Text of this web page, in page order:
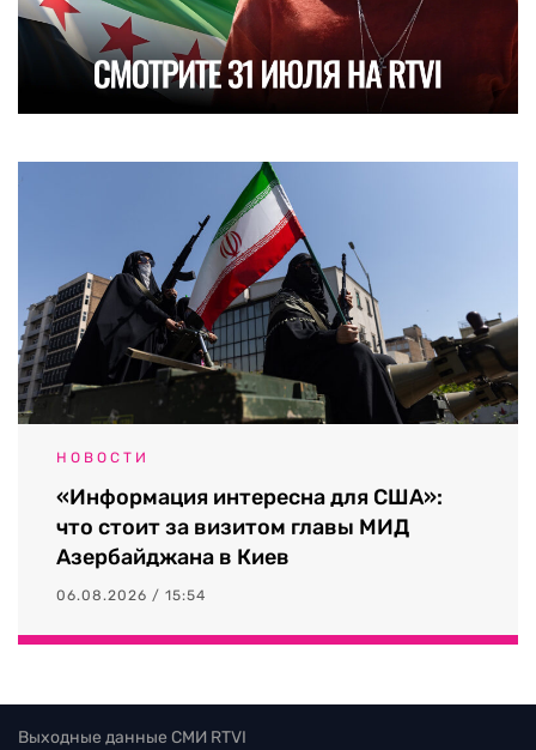
НОВОСТИ
«Информация интересна для США»:
что стоит за визитом главы МИД
Азербайджана в Киев
06.08.2026 / 15:54
Выходные данные СМИ RTVI